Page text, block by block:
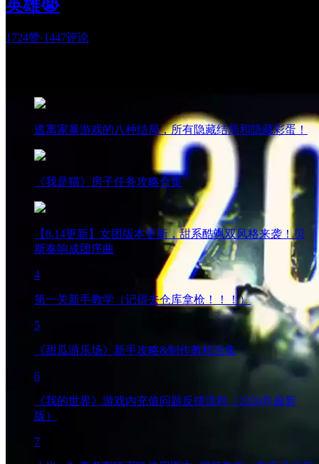
英雄😭
1724赞·1447评论
逃离家暴游戏的八种结局，所有隐藏结局和隐藏彩蛋！
《我是猫》房子任务攻略合集
【8.14更新】女团版本更新，甜系酷飒双风格来袭！贝
斯奏响成团序曲
4
第一关新手教学（记得去仓库拿枪！！！）
5
《甜瓜游乐场》新手攻略&制作教程合集
6
《我的世界》游戏内充值问题反馈流程（2026年最新
版）
7